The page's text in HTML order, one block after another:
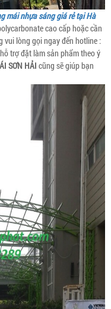
mái nhựa sáng giá rẻ tại Hà
cao cấp hoặc cần
vui lòng gọi ngay đến hotline :
trợ đặt làm sản phẩm theo ý
SƠN HẢI cũng sẽ giúp bạn